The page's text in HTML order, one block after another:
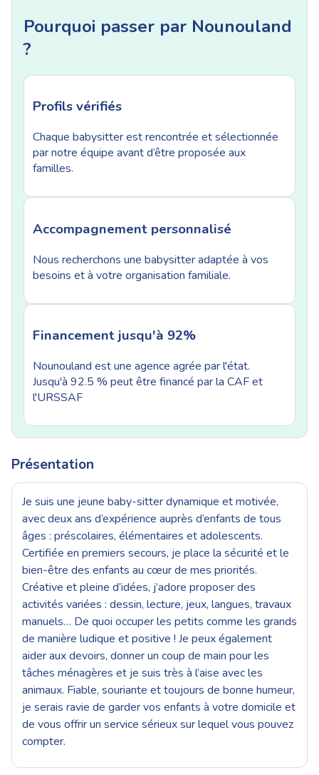
Pourquoi passer par Nounouland
?
Profils vérifiés
Chaque babysitter est rencontrée et sélectionnée
par notre équipe avant d’être proposée aux
familles.
Accompagnement personnalisé
Nous recherchons une babysitter adaptée à vos
besoins et à votre organisation familiale.
Financement jusqu'à 92%
Nounouland est une agence agrée par l'état.
Jusqu'à 92.5 % peut être financé par la CAF et
l'URSSAF
Présentation
Je suis une jeune baby-sitter dynamique et motivée,
avec deux ans d’expérience auprès d’enfants de tous
âges : préscolaires, élémentaires et adolescents.
Certifiée en premiers secours, je place la sécurité et le
bien-être des enfants au cœur de mes priorités.
Créative et pleine d’idées, j’adore proposer des
activités variées : dessin, lecture, jeux, langues, travaux
manuels… De quoi occuper les petits comme les grands
de manière ludique et positive ! Je peux également
aider aux devoirs, donner un coup de main pour les
tâches ménagères et je suis très à l’aise avec les
animaux. Fiable, souriante et toujours de bonne humeur,
je serais ravie de garder vos enfants à votre domicile et
de vous offrir un service sérieux sur lequel vous pouvez
compter.